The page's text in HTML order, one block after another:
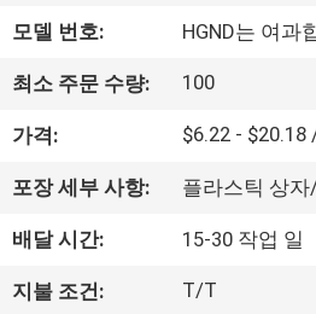
에
여
공
장
모델 번호: HGND는 여과
최소 주문 수량: 100
가격: $6.22 - $20.18
포장 세부 사항: 플라스틱 상
배달 시간: 15-30 작업 일
지불 조건: T/T